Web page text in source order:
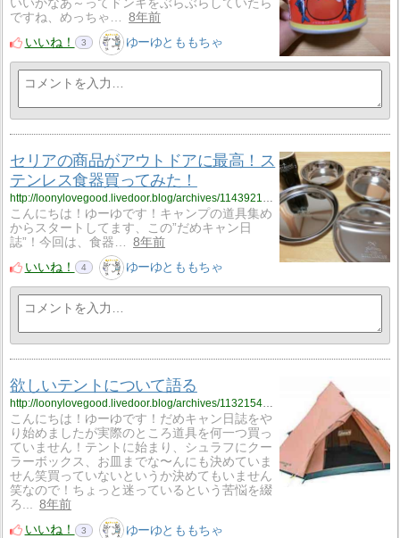
いいかなあ～ってドンキをぶらぶらしていたら
ですね、めっちゃ…
8年前
いいね！
3 ゆーゆとももちゃ
セリアの商品がアウトドアに最高！ス
テンレス食器買ってみた！
http://loonylovegood.livedoor.blog/archives/11439210.html
こんにちは！ゆーゆです！キャンプの道具集め
からスタートしてます、この”だめキャン日
誌”！今回は、食器…
8年前
いいね！
4 ゆーゆとももちゃ
欲しいテントについて語る
http://loonylovegood.livedoor.blog/archives/11321549.html
こんにちは！ゆーゆです！だめキャン日誌をや
り始めましたが実際のところ道具を何一つ買っ
ていません！テントに始まり、シュラフにクー
ラーボックス、お皿までな〜んにも決めていま
せん笑買っていないというか決めてもいません
笑なので！ちょっと迷っているという苦悩を綴
ろ... 8年前
いいね！
3 ゆーゆとももちゃ